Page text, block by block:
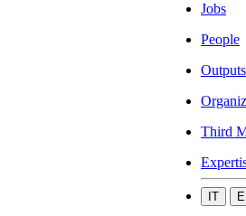
Jobs
People
Outputs
Third
IT